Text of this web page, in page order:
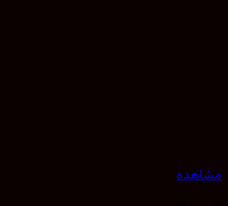
مشاهده